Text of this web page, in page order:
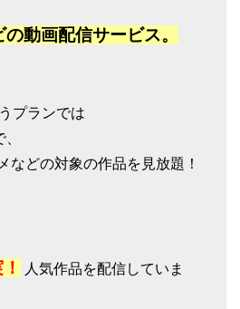
動画配信サービス。
プランでは
、
などの対象の作品を見放題！
人気作品を配信していま